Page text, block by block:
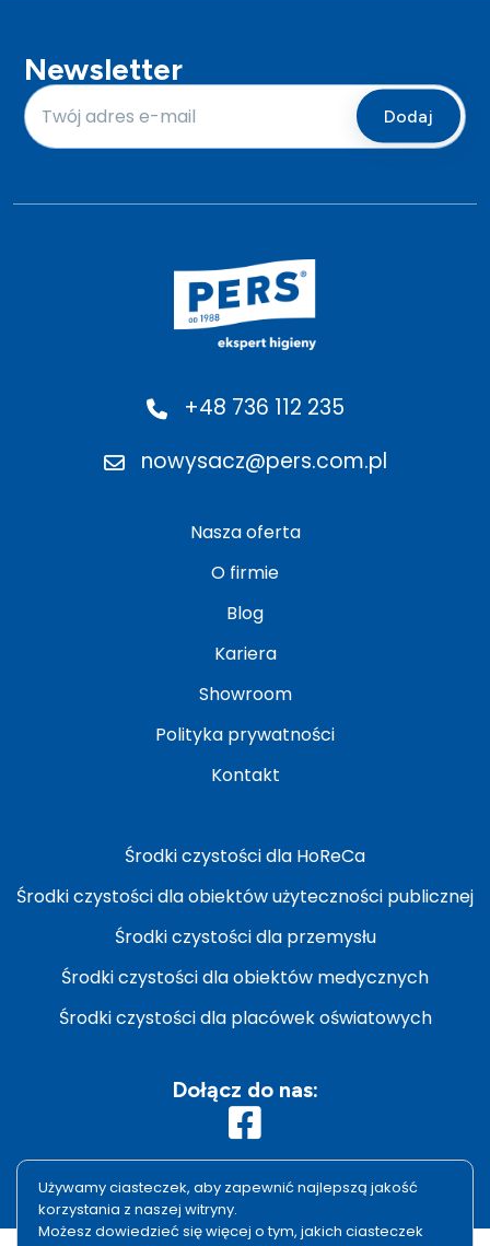
Newsletter
+48 736 112 235
nowysacz@pers.com.pl
Nasza oferta
O firmie
Blog
Kariera
Showroom
Polityka prywatności
Kontakt
Środki czystości dla HoReCa
Środki czystości dla obiektów użyteczności publicznej
Środki czystości dla przemysłu
Środki czystości dla obiektów medycznych
Środki czystości dla placówek oświatowych
Dołącz do nas:
Używamy ciasteczek, aby zapewnić najlepszą jakość
korzystania z naszej witryny.
Możesz dowiedzieć się więcej o tym, jakich ciasteczek